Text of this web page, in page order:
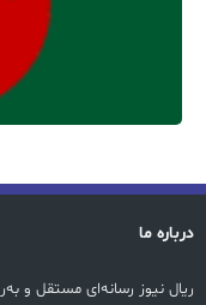
درباره ما
ریال نیوز رسانه‌ای مستقل و